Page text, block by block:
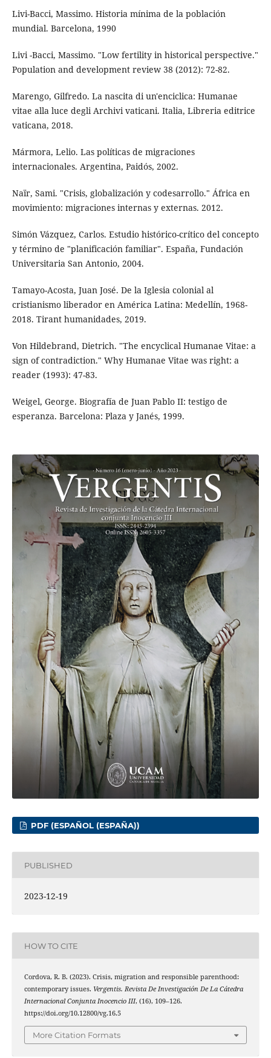
Livi-Bacci, Massimo. Historia mínima de la población
mundial. Barcelona, 1990
Livi -Bacci, Massimo. "Low fertility in historical perspective."
Population and development review 38 (2012): 72-82.
Marengo, Gilfredo. La nascita di un'enciclica: Humanae
vitae alla luce degli Archivi vaticani. Italia, Libreria editrice
vaticana, 2018.
Mármora, Lelio. Las políticas de migraciones
internacionales. Argentina, Paidós, 2002.
Naïr, Sami. "Crisis, globalización y codesarrollo." África en
movimiento: migraciones internas y externas. 2012.
Simón Vázquez, Carlos. Estudio histórico-crítico del concepto
y término de "planificación familiar". España, Fundación
Universitaria San Antonio, 2004.
Tamayo-Acosta, Juan José. De la Iglesia colonial al
cristianismo liberador en América Latina: Medellín, 1968-
2018. Tirant humanidades, 2019.
Von Hildebrand, Dietrich. "The encyclical Humanae Vitae: a
sign of contradiction." Why Humanae Vitae was right: a
reader (1993): 47-83.
Weigel, George. Biografía de Juan Pablo II: testigo de
esperanza. Barcelona: Plaza y Janés, 1999.
PDF (ESPAÑOL (ESPAÑA))
PUBLISHED
2023-12-19
HOW TO CITE
Cordova, R. B. (2023). Crisis, migration and responsible parenthood:
contemporary issues. Vergentis. Revista De Investigación De La Cátedra
Internacional Conjunta Inocencio III, (16), 109–126.
https://doi.org/10.12800/vg.16.5
More Citation Formats